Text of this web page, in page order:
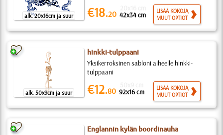
alk. 20x16cm ja suur €18.20 42x34 cm
LISÄÄ KOKOJA,
MUUT OPTIOT
alk. 50x9cm ja suur
hinkki-tulppaani
Yksikerroksinen sabloni aiheelle hinkki-
tulppaani
€12.80 92x16 cm
LISÄÄ KOKOJA,
MUUT OPTIOT
Englannin kylän boordinauha